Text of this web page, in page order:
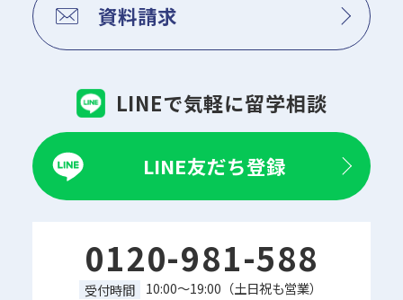
資料請求
LINEで気軽に留学相談
LINE友だち登録
0120-981-588
受付時間 10:00～19:00（土日祝も営業）